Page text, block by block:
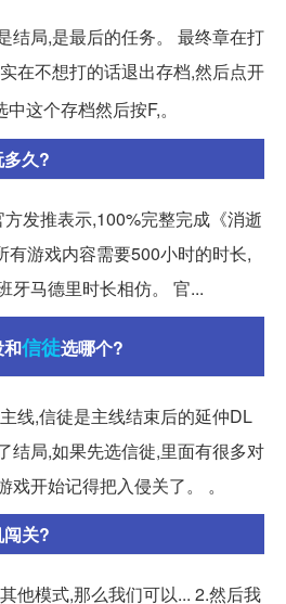
结局,是最后的任务。 最终章在打
在不想打的话退出存档,然后点开
这个存档然后按F,。
久?
发推表示,100%完整完成《消逝
有游戏内容需要500小时的时长,
牙马德里时长相仿。 官...
和信徒选哪个?
线,信徒是主线结束后的延仲DL
结局,如果先选信徙,里面有很多对
开始记得把入侵关了。 。
关?
他模式,那么我们可以... 2.然后我